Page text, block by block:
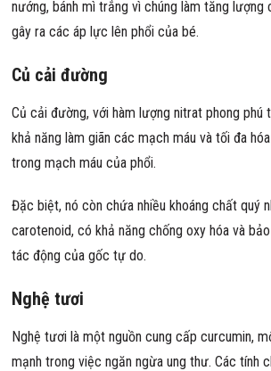
nướng, bánh mì trắng vì chúng làm tăng lượng
gây ra các áp lực lên phổi của bé.
Củ cải đường
Củ cải đường, với hàm lượng nitrat phong phú
khả năng làm giãn các mạch máu và tối đa
trong mạch máu của phổi.
Đặc biệt, nó còn chứa nhiều khoáng chất quý
carotenoid, có khả năng chống oxy hóa và
tác động của gốc tự do.
Nghệ tươi
Nghệ tươi là một nguồn cung cấp curcumin,
mạnh trong việc ngăn ngừa ung thư. Các tính